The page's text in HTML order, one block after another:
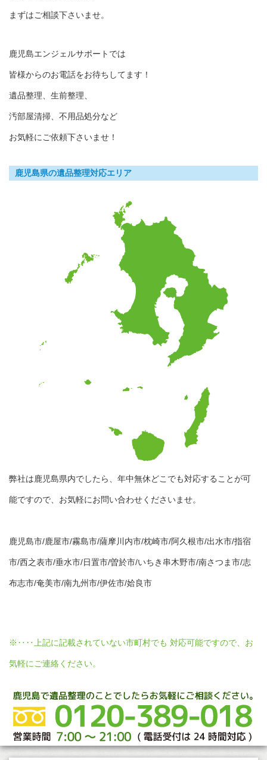
まずはご相談下さいませ。
鹿児島エンジェルサポートでは
皆様からのお電話をお待ちしてます！
遺品整理、生前整理、
汚部屋清掃、不用品処分など
お気軽にご依頼下さいませ！
鹿児島県の遺品整理対応エリア
弊社は鹿児島県内でしたら、年中無休どこでも対応することが可
能ですので、お気軽にお問い合わせくださいませ。
鹿児島市/鹿屋市/霧島市/薩摩川内市/枕崎市/阿久根市/出水市/指宿
市/西之表市/垂水市/日置市/曽於市/いちき串木野市/南さつま市/志
布志市/奄美市/南九州市/伊佐市/姶良市
※‥‥上記に記載されていない市町村でも 対応可能ですので、お
気軽にご連絡ください。